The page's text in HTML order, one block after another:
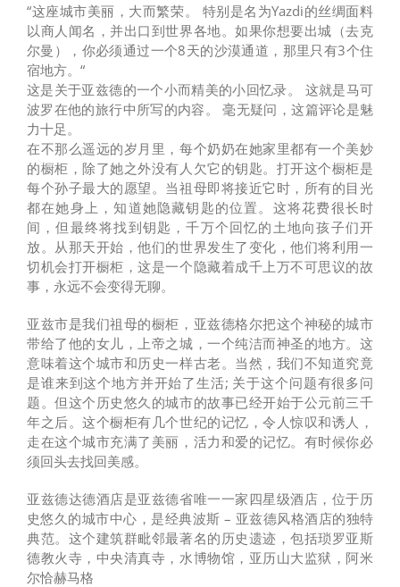
“这座城市美丽，大而繁荣。 特别是名为Yazdi的丝绸面料
以商人闻名，并出口到世界各地。如果你想要出城（去克
尔曼），你必须通过一个8天的沙漠通道，那里只有3个住
宿地方。“
这是关于亚兹德的一个小而精美的小回忆录。 这就是马可
波罗在他的旅行中所写的内容。 毫无疑问，这篇评论是魅
力十足。
在不那么遥远的岁月里，每个奶奶在她家里都有一个美妙
的橱柜，除了她之外没有人欠它的钥匙。打开这个橱柜是
每个孙子最大的愿望。当祖母即将接近它时，所有的目光
都在她身上，知道她隐藏钥匙的位置。这将花费很长时
间，但最终将找到钥匙，千万个回忆的土地向孩子们开
放。从那天开始，他们的世界发生了变化，他们将利用一
切机会打开橱柜，这是一个隐藏着成千上万不可思议的故
事，永远不会变得无聊。
亚兹市是我们祖母的橱柜，亚兹德格尔把这个神秘的城市
带给了他的女儿，上帝之城，一个纯洁而神圣的地方。这
意味着这个城市和历史一样古老。当然，我们不知道究竟
是谁来到这个地方并开始了生活; 关于这个问题有很多问
题。但这个历史悠久的城市的故事已经开始于公元前三千
年之后。这个橱柜有几个世纪的记忆，令人惊叹和诱人，
走在这个城市充满了美丽，活力和爱的记忆。有时候你必
须回头去找回美感。
亚兹德达德酒店是亚兹德省唯一一家四星级酒店，位于历
史悠久的城市中心，是经典波斯 – 亚兹德风格酒店的独特
典范。这个建筑群毗邻最著名的历史遗迹，包括琐罗亚斯
德教火寺，中央清真寺，水博物馆，亚历山大监狱，阿米
尔恰赫马格